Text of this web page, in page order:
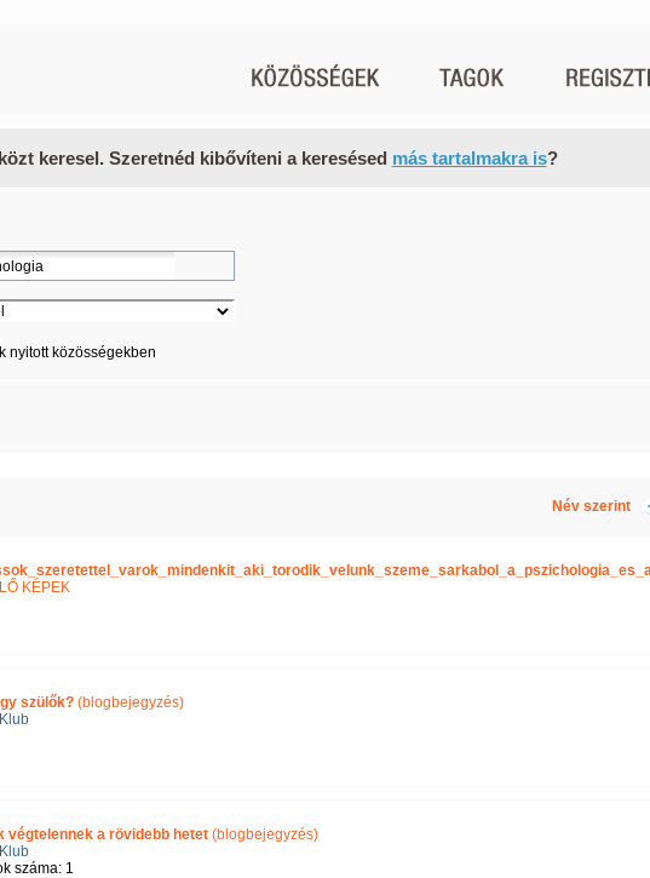
keresel. Szeretnéd kibővíteni a keresésed más tartalmakra is?
nyitott közösségekben
Név szerint
KÉPEK
szülők?(blogbejegyzés)
végtelennek a rövidebb hetet(blogbejegyzés)
száma: 1